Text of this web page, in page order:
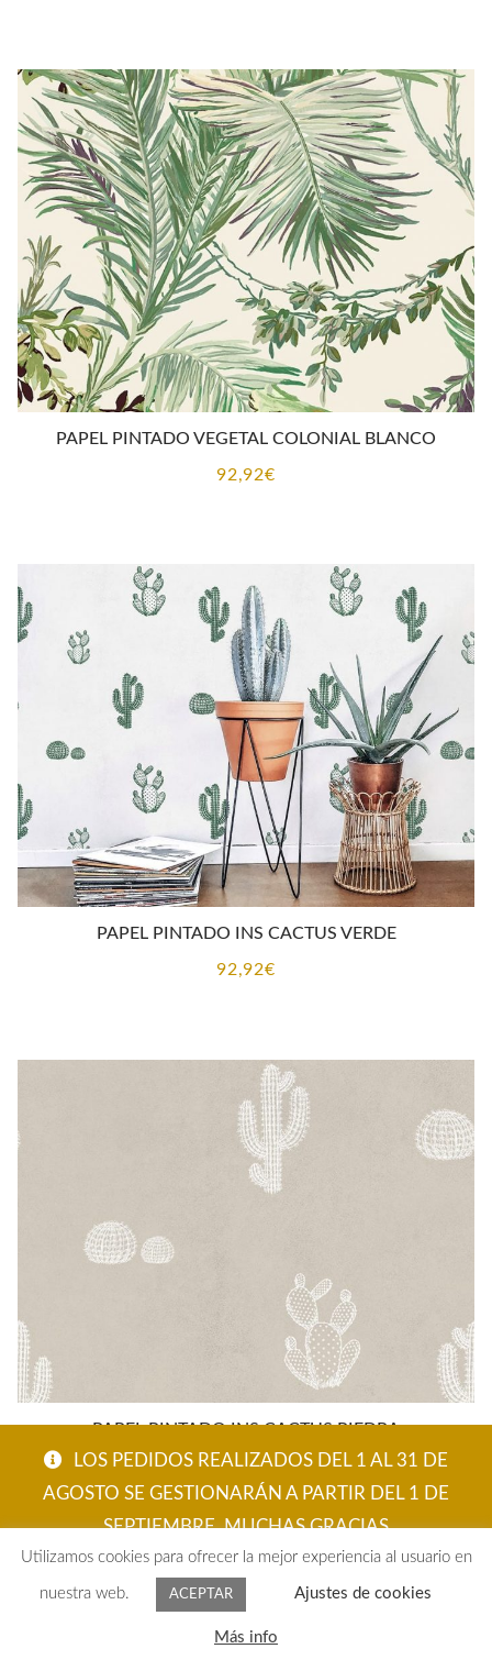
LOS PEDIDOS REALIZADOS DEL 1 AL 31 DE
AGOSTO SE GESTIONARÁN A PARTIR DEL 1 DE
SEPTIEMBRE. MUCHAS GRACIAS
ACEPTAR
PAPEL PINTADO VEGETAL COLONIAL BLANCO
92,92€
PAPEL PINTADO INS CACTUS VERDE
92,92€
PAPEL PINTADO INS CACTUS PIEDRA
92,92€
Utilizamos cookies para ofrecer la mejor experiencia al usuario en
nuestra web. ACEPTAR Ajustes de cookies
Más info